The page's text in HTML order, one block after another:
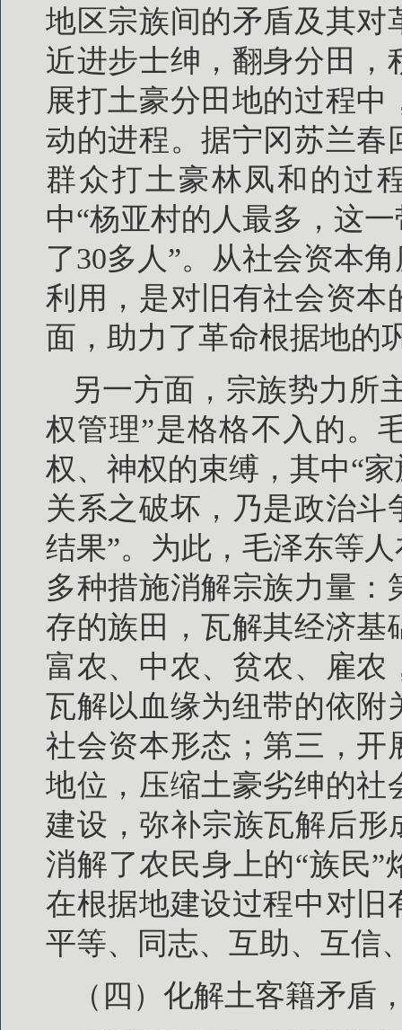
地区宗族间的矛盾及其对
近进步士绅，翻身分田
展打土豪分田地的过程
动的进程。据宁冈苏兰春
群众打土豪林凤和的过
中“杨亚村的人最多，这
了30多人”。从社会资本
利用，是对旧有社会资本
面，助力了革命根据地的
另一方面，宗族势力所
权管理”是格格不入的。
权、神权的束缚，其中“
关系之破坏，乃是政治
结果”。为此，毛泽东等
多种措施消解宗族力量
存的族田，瓦解其经济基
富农、中农、贫农、雇
瓦解以血缘为纽带的依附
社会资本形态；第三，开
地位，压缩土豪劣绅的社
建设，弥补宗族瓦解后形
消解了农民身上的“族民
在根据地建设过程中对旧
平等、同志、互助、互信
（四）化解土客籍矛盾